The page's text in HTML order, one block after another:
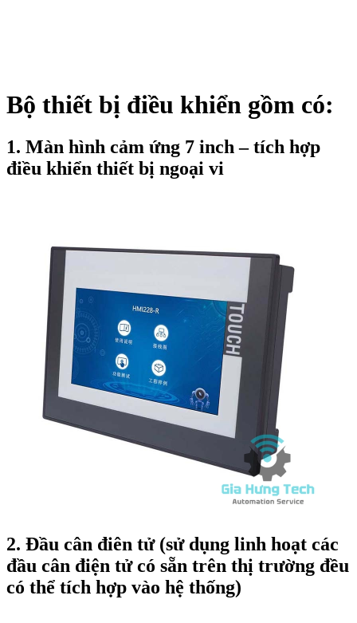
Bộ thiết bị điều khiển gồm có:
1. Màn hình cảm ứng 7 inch – tích hợp
điều khiển thiết bị ngoại vi
2. Đầu cân điên tử (sử dụng linh hoạt các
đầu cân điện tử có sẵn trên thị trường đều
có thể tích hợp vào hệ thống)